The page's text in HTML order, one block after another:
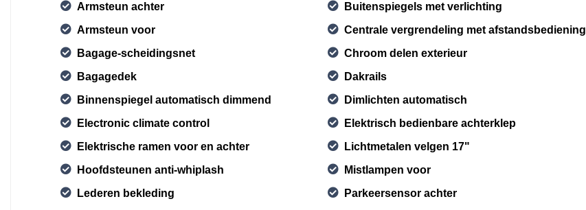
Armsteun achter
Armsteun voor
Bagage-scheidingsnet
Bagagedek
Binnenspiegel automatisch dimmend
Electronic climate control
Elektrische ramen voor en achter
Hoofdsteunen anti-whiplash
Lederen bekleding
Buitenspiegels met verlichting
Centrale vergrendeling met afstandsbediening
Chroom delen exterieur
Dakrails
Dimlichten automatisch
Elektrisch bedienbare achterklep
Lichtmetalen velgen 17"
Mistlampen voor
Parkeersensor achter